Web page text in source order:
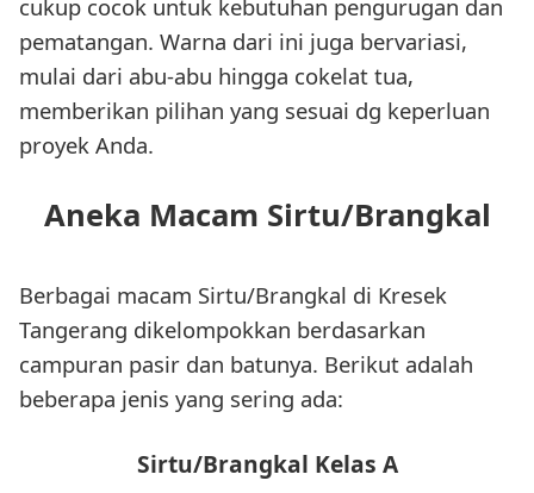
cukup cocok untuk kebutuhan pengurugan dan
pematangan. Warna dari ini juga bervariasi,
mulai dari abu-abu hingga cokelat tua,
memberikan pilihan yang sesuai dg keperluan
proyek Anda.
Aneka Macam Sirtu/Brangkal
Berbagai macam Sirtu/Brangkal di Kresek
Tangerang dikelompokkan berdasarkan
campuran pasir dan batunya. Berikut adalah
beberapa jenis yang sering ada:
Sirtu/Brangkal Kelas A